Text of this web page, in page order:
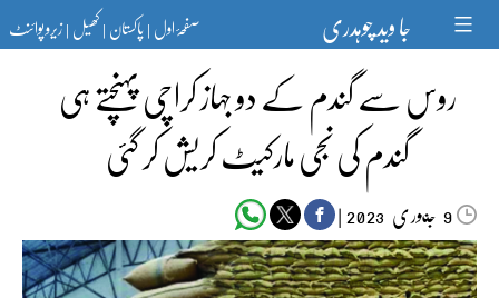
content جا وید چوہدری صفحۂ اول|پاکستان|کھیل|زیرو پوائنٹ
روس سے گندم کے دو جہاز کراچی پہنچتے ہی
گندم کی نجی مارکیٹ کریش کر گئی
9جنوری‬‮ |